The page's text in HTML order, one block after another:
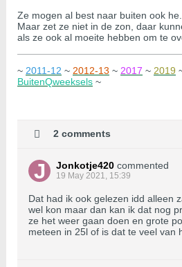
Ze mogen al best naar buiten ook he...
Maar zet ze niet in de zon, daar
als ze ook al moeite hebben om te
~ 2011-12 ~ 2012-13 ~ 2017 ~ 2019
BuitenQweeksels ~
2 comments
Jonkotje420 commented
19 May 2021, 15:39
Dat had ik ook gelezen idd alleen
wel kon maar dan kan ik dat nog
ze het weer gaan doen en grote
meteen in 25l of is dat te veel van